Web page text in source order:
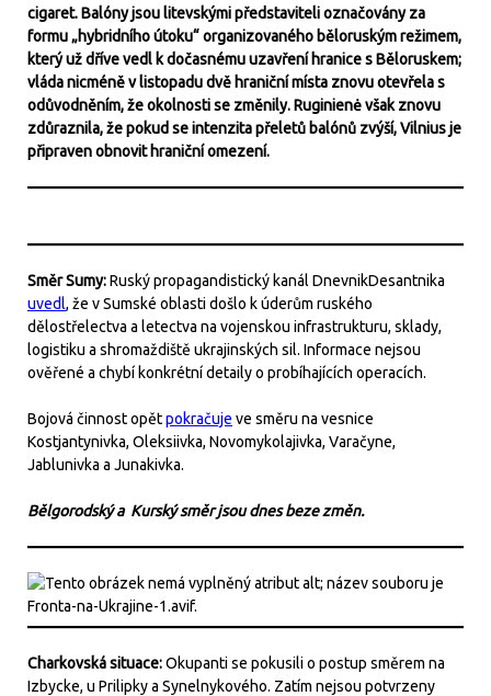
cigaret. Balóny jsou litevskými představiteli označovány za
formu „hybridního útoku“ organizovaného běloruským režimem,
který už dříve vedl k dočasnému uzavření hranice s Běloruskem;
vláda nicméně v listopadu dvě hraniční místa znovu otevřela s
odůvodněním, že okolnosti se změnily. Ruginienė však znovu
zdůraznila, že pokud se intenzita přeletů balónů zvýší, Vilnius je
připraven obnovit hraniční omezení.
Směr Sumy:Ruský propagandistický kanál DnevnikDesantnika
uvedl, že v Sumské oblasti došlo k úderům ruského
dělostřelectva a letectva na vojenskou infrastrukturu, sklady,
logistiku a shromaždiště ukrajinských sil. Informace nejsou
ověřené a chybí konkrétní detaily o probíhajících operacích.
Bojová činnost opětpokračuje ve směru na vesnice
Kostjantynivka, Oleksiivka, Novomykolajivka, Varačyne,
Jablunivka a Junakivka.
Bělgorodský a Kurský směr jsou dnes beze změn.
Charkovská situace:Okupanti se pokusili o postup směrem na
Izbycke, u Prilipky a Synelnykového. Zatím nejsou potvrzeny